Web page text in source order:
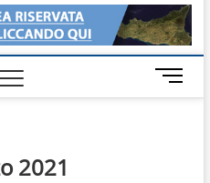
M
e
2021